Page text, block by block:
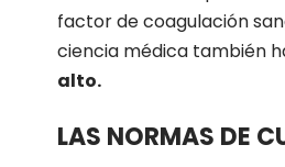
factor de coagulación
ciencia médica también
alto.
LAS NORMAS DE